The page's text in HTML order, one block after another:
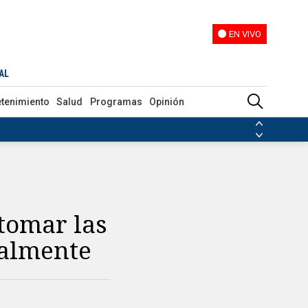
EN VIVO
Salud Programas Opinión
las